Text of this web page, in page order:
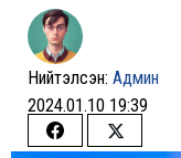
Нийтэлсэн: Админ
2024.01.10 19:39
Share
Share